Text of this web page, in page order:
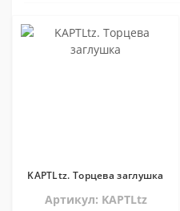
KAPTLtz. Торцева заглушка
Артикул: KAPTLtz